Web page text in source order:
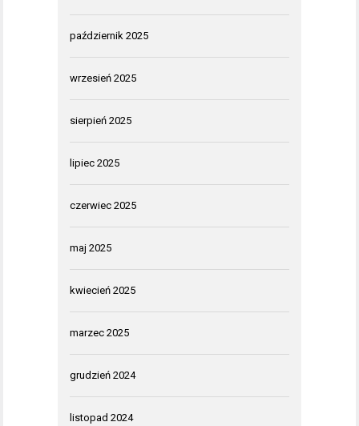
październik 2025
wrzesień 2025
sierpień 2025
lipiec 2025
czerwiec 2025
maj 2025
kwiecień 2025
marzec 2025
grudzień 2024
listopad 2024